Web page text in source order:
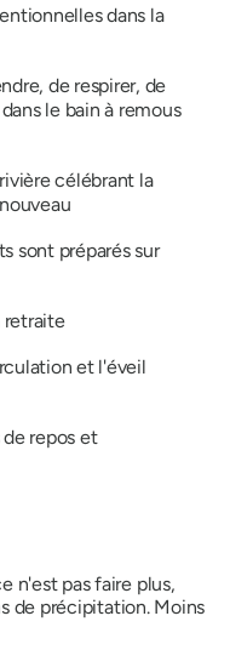
dans la
de respirer, de
le bain à remous
célébrant la
sont préparés sur
retraite
et l'éveil
repos et
n'est pas faire plus,
de précipitation. Moins